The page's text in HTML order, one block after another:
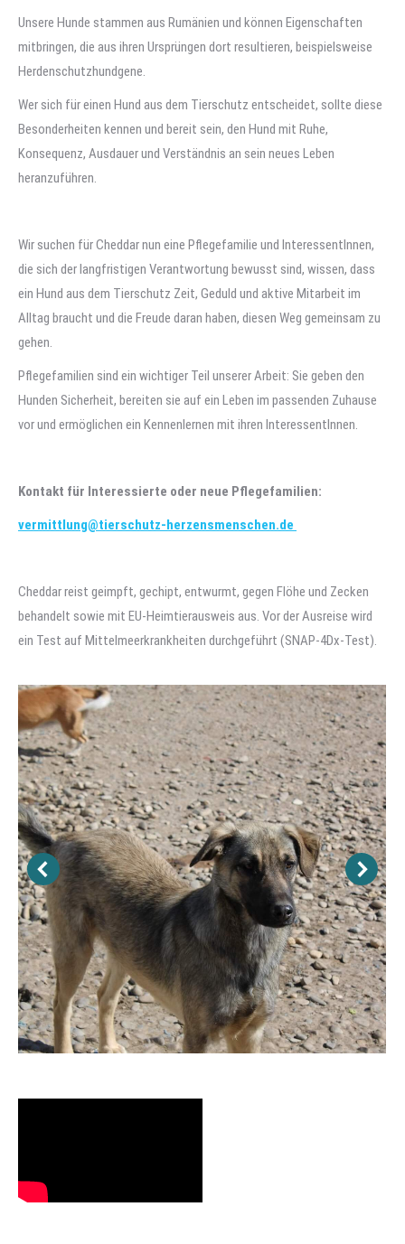
Unsere Hunde stammen aus Rumänien und können Eigenschaften
mitbringen, die aus ihren Ursprüngen dort resultieren, beispielsweise
Herdenschutzhundgene.
Wer sich für einen Hund aus dem Tierschutz entscheidet, sollte diese
Besonderheiten kennen und bereit sein, den Hund mit Ruhe,
Konsequenz, Ausdauer und Verständnis an sein neues Leben
heranzuführen.
Wir suchen für Cheddar nun eine Pflegefamilie und InteressentInnen,
die sich der langfristigen Verantwortung bewusst sind, wissen, dass
ein Hund aus dem Tierschutz Zeit, Geduld und aktive Mitarbeit im
Alltag braucht und die Freude daran haben, diesen Weg gemeinsam zu
gehen.
Pflegefamilien sind ein wichtiger Teil unserer Arbeit: Sie geben den
Hunden Sicherheit, bereiten sie auf ein Leben im passenden Zuhause
vor und ermöglichen ein Kennenlernen mit ihren InteressentInnen.
Kontakt für Interessierte oder neue Pflegefamilien:
vermittlung@tierschutz-herzensmenschen.de
Cheddar reist geimpft, gechipt, entwurmt, gegen Flöhe und Zecken
behandelt sowie mit EU-Heimtierausweis aus. Vor der Ausreise wird
ein Test auf Mittelmeerkrankheiten durchgeführt (SNAP-4Dx-Test).